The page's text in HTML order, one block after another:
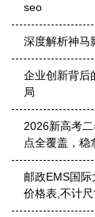
seo
深度解析神马
企业创新背后
局
2026新高考
点全覆盖，稳
邮政EMS国
价格表,不计